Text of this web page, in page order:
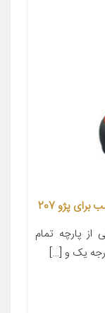
پارچه تمام
یک و […]